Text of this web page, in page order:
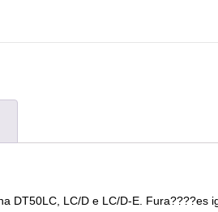
DT50LC, LC/D e LC/D-E. Fura????es